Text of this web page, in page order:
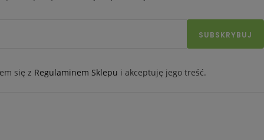
SUBSKRYBUJ
się z Regulaminem Sklepu i akceptuję jego treść.